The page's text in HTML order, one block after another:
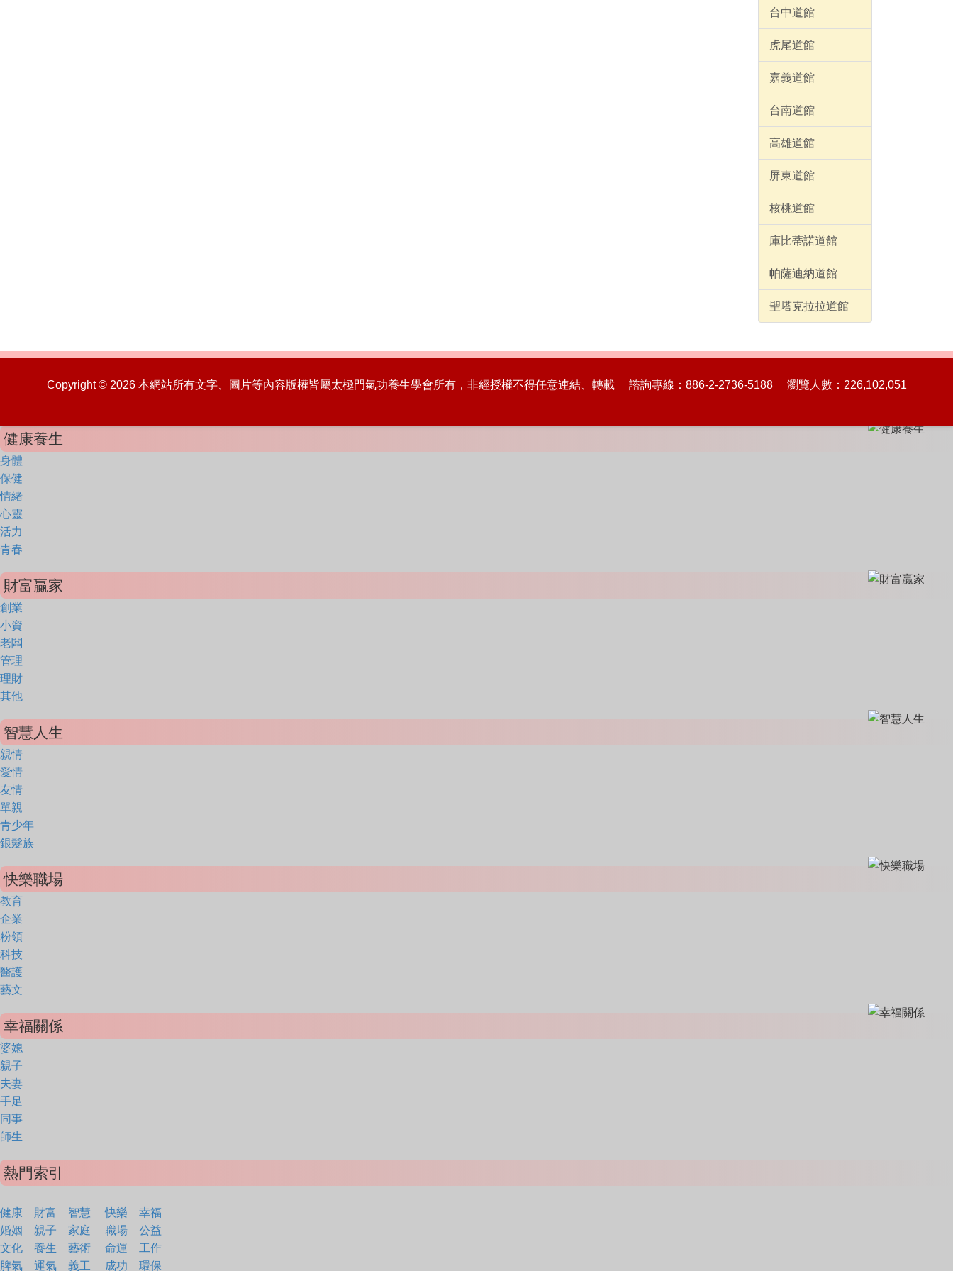
台中道館
虎尾道館
嘉義道館
台南道館
高雄道館
屏東道館
核桃道館
庫比蒂諾道館
帕薩迪納道館
聖塔克拉拉道館
Copyright © 2026 本網站所有文字、圖片等內容版權皆屬太極門氣功養生學會所有，非經授權不得任意連結、轉載 諮詢專線：886-2-2736-5188 瀏覽人數：226,102,051
健康養生
身體
保健
情緒
心靈
活力
青春
財富贏家
創業
小資
老闆
管理
理財
其他
智慧人生
親情
愛情
友情
單親
青少年
銀髮族
快樂職場
教育
企業
粉領
科技
醫護
藝文
幸福關係
婆媳
親子
夫妻
手足
同事
師生
熱門索引
健康 財富 智慧 快樂
幸福
婚姻
親子 家庭 職場
公益
文化
養生 藝術 命運
工作
脾氣
運氣 義工 成功 環保